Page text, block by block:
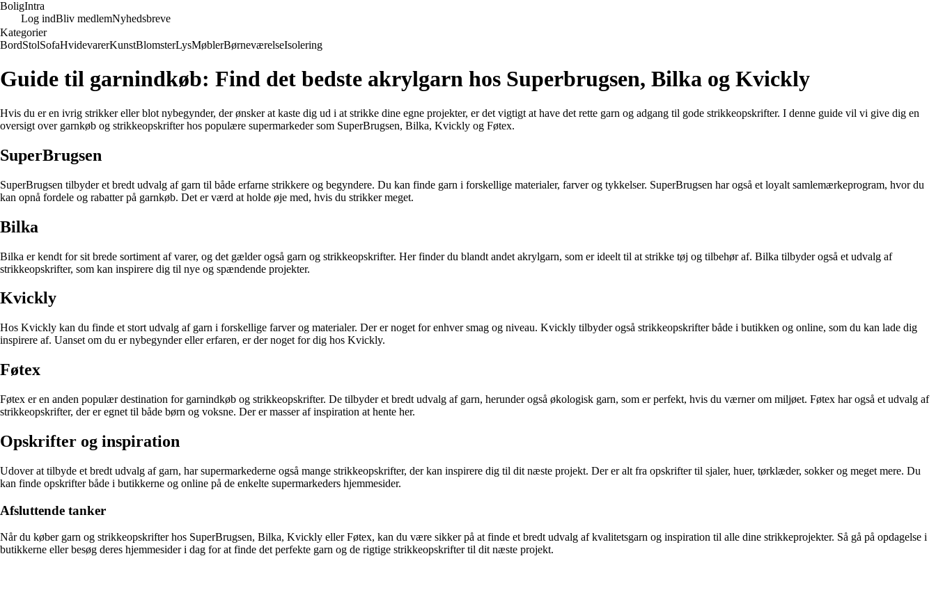
BoligIntra
Log indBliv medlemNyhedsbreve
Kategorier
BordStolSofaHvidevarerKunstBlomsterLysMøblerBørneværelseIsolering
Guide til garnindkøb: Find det bedste akrylgarn hos Superbrugsen, Bilka og Kvickly
Hvis du er en ivrig strikker eller blot nybegynder, der ønsker at kaste dig ud i at strikke dine egne projekter, er det vigtigt at have det rette garn og adgang til gode strikkeopskrifter. I denne guide vil vi give dig en
oversigt over garnkøb og strikkeopskrifter hos populære supermarkeder som SuperBrugsen, Bilka, Kvickly og Føtex.
SuperBrugsen
SuperBrugsen tilbyder et bredt udvalg af garn til både erfarne strikkere og begyndere. Du kan finde garn i forskellige materialer, farver og tykkelser. SuperBrugsen har også et loyalt samlemærkeprogram, hvor du
kan opnå fordele og rabatter på garnkøb. Det er værd at holde øje med, hvis du strikker meget.
Bilka
Bilka er kendt for sit brede sortiment af varer, og det gælder også garn og strikkeopskrifter. Her finder du blandt andet akrylgarn, som er ideelt til at strikke tøj og tilbehør af. Bilka tilbyder også et udvalg af
strikkeopskrifter, som kan inspirere dig til nye og spændende projekter.
Kvickly
Hos Kvickly kan du finde et stort udvalg af garn i forskellige farver og materialer. Der er noget for enhver smag og niveau. Kvickly tilbyder også strikkeopskrifter både i butikken og online, som du kan lade dig
inspirere af. Uanset om du er nybegynder eller erfaren, er der noget for dig hos Kvickly.
Føtex
Føtex er en anden populær destination for garnindkøb og strikkeopskrifter. De tilbyder et bredt udvalg af garn, herunder også økologisk garn, som er perfekt, hvis du værner om miljøet. Føtex har også et udvalg af
strikkeopskrifter, der er egnet til både børn og voksne. Der er masser af inspiration at hente her.
Opskrifter og inspiration
Udover at tilbyde et bredt udvalg af garn, har supermarkederne også mange strikkeopskrifter, der kan inspirere dig til dit næste projekt. Der er alt fra opskrifter til sjaler, huer, tørklæder, sokker og meget mere. Du
kan finde opskrifter både i butikkerne og online på de enkelte supermarkeders hjemmesider.
Afsluttende tanker
Når du køber garn og strikkeopskrifter hos SuperBrugsen, Bilka, Kvickly eller Føtex, kan du være sikker på at finde et bredt udvalg af kvalitetsgarn og inspiration til alle dine strikkeprojekter. Så gå på opdagelse i
butikkerne eller besøg deres hjemmesider i dag for at finde det perfekte garn og de rigtige strikkeopskrifter til dit næste projekt.